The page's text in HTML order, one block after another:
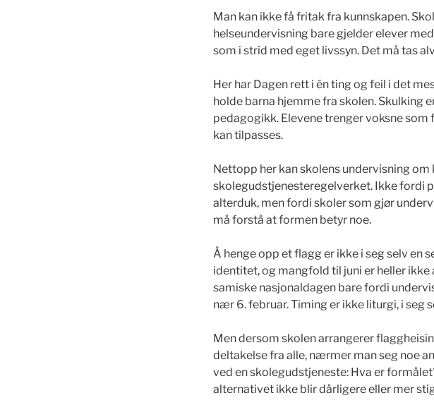
Man kan ikke få fritak fra kunnskapen.
helseundervisning bare gjelder elever
som i strid med eget livssyn. Det må tas
Her har Dagen rett i én ting og feil i det
holde barna hjemme fra skolen. Skulking
pedagogikk. Elevene trenger voksne
kan tilpasses.
Nettopp her kan skolens undervisning
skolegudstjenesteregelverket. Ikke fordi
alterduk, men fordi skoler som gjør
må forstå at formen betyr noe.
Å henge opp et flagg er ikke i seg selv en
identitet, og mangfold til juni er heller
samiske nasjonaldagen bare fordi
nær 6. februar. Timing er ikke liturgi, i seg
Men dersom skolen arrangerer
deltakelse fra alle, nærmer man seg noe
ved en skolegudstjeneste: Hva er
alternativet ikke blir dårligere eller mer